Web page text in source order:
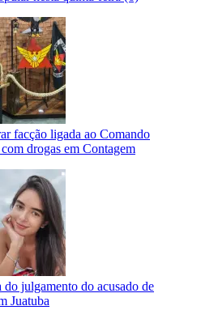
facção ligada ao Comando
drogas em Contagem
do julgamento do acusado de
Juatuba